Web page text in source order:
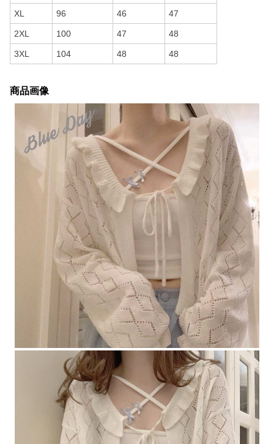
XL 96 46 47
2XL 100 47 48
3XL 104 48 48
商品画像